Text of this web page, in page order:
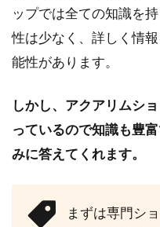
ップでは全ての知識を
性は少なく、詳しく情
能性があります。
しかし、アクアリムシ
っているので知識も豊
みに答えてくれます。
まずは専門シ